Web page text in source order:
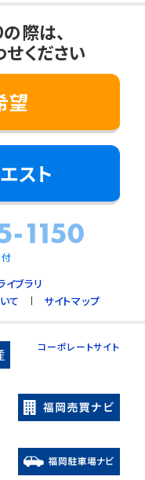
際は、
ください
望
スト
1150
イブラリ
て サイトマップ
コーポレートサイト